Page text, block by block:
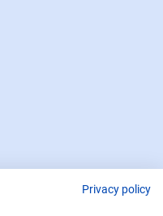
Privacy policy